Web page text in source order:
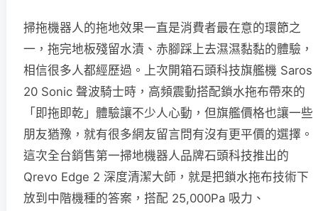
掃拖機器人的拖地效果一直是消費者最在意的環節之
一，拖完地板殘留水漬、赤腳踩上去濕濕黏黏的體驗，
相信很多人都經歷過。上次開箱石頭科技旗艦機 Saros
20 Sonic 聲波騎士時，高頻震動搭配鎖水拖布帶來的
「即拖即乾」體驗讓不少人心動，但旗艦價格也讓一些
朋友猶豫，就有很多網友留言問有沒有更平價的選擇。
這次全台銷售第一掃地機器人品牌石頭科技推出的
Qrevo Edge 2 深度清潔大師，就是把鎖水拖布技術下
放到中階機種的答案，搭配 25,000Pa 吸力、